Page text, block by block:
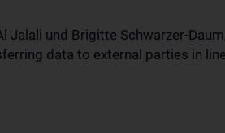
Jalali und Brigitte Schwarzer-
data to external parties in